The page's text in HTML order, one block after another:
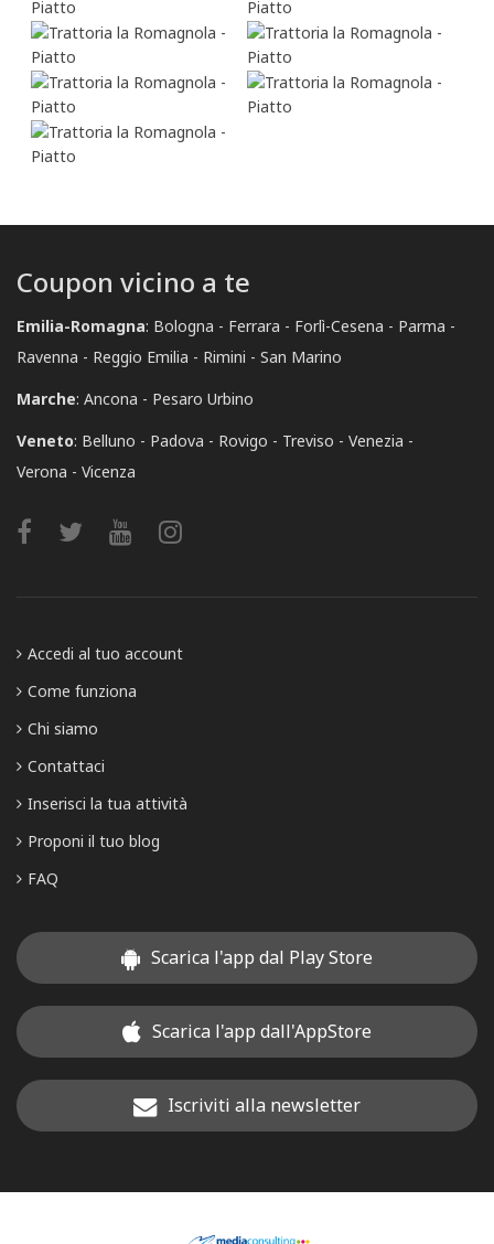
Coupon vicino a te
Emilia-Romagna: Bologna Ferrara Forlì-Cesena
Parma
Ravenna
Reggio Emilia Rimini
San Marino
Marche: Ancona
Pesaro Urbino
Veneto: Belluno Padova Rovigo Treviso
Venezia
Verona
Vicenza
Accedi al tuo account
Come funziona
Chi siamo
Contattaci
Inserisci la tua attività
Proponi il tuo blog
FAQ
Scarica l'app dal Play Store
Scarica l'app dall'AppStore
Iscriviti alla newsletter